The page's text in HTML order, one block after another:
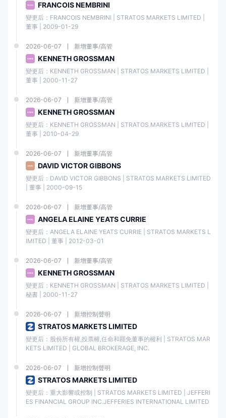
保護措施
分離資金 ✔
投資者保護
負債保護 ✔
保險 ❌
福匯 是一家受監管且聲譽良好的經紀商，在該行業擁有悠久的歷史。該公
司受頂級金融機構監管，並擁有多個許可證，展示了對客戶保護的承諾。
市場工具
福匯 提供五大類可交易資產的交易，包括
貨幣 ，為具有不同興趣和策略的交易者提供更廣泛的投資組合。
交易資產 可用
外匯
股票 ✔
商品
指數 ✔
FRANCOIS NEMBRINI
變更后：FRANCOIS NEMBRINI | STRATOS MARKETS LIMITED |
董事 | 2009-01-29
2026-06-07 新增董事/高管
KENNETH GROSSMAN
變更后：KENNETH GROSSMAN | STRATOS MARKETS LIMITED |
董事 | 2000-11-27
2026-06-07 新增董事/高管
KENNETH GROSSMAN
變更后：KENNETH GROSSMAN | STRATOS MARKETS LIMITED |
董事 | 2010-04-29
2026-06-07 新增董事/高管
DAVID VICTOR GIBBONS
變更后：DAVID VICTOR GIBBONS | STRATOS MARKETS LIMITED
| 董事 | 2000-09-15
2026-06-07 新增董事/高管
ANGELA ELAINE YEATS CURRIE
變更后：ANGELA ELAINE YEATS CURRIE | STRATOS MARKETS L
IMITED | 董事 | 2012-03-01
2026-06-07 新增董事/高管
KENNETH GROSSMAN
變更后：KENNETH GROSSMAN | STRATOS MARKETS LIMITED |
秘書 | 2000-11-27
2026-06-07 新增控制聲明
STRATOS MARKETS LIMITED
變更后：股份所有權,投票權,任命和罷免董事的權利 | STRATOS MAR
KETS LIMITED | GLOBAL BROKERAGE, INC.
2026-06-07 新增控制聲明
STRATOS MARKETS LIMITED
變更后：重大影響或控制 | STRATOS MARKETS LIMITED | JEFFERI
ES FINANCIAL GROUP INC.JEFFERIES INTERNATIONAL LIMITED